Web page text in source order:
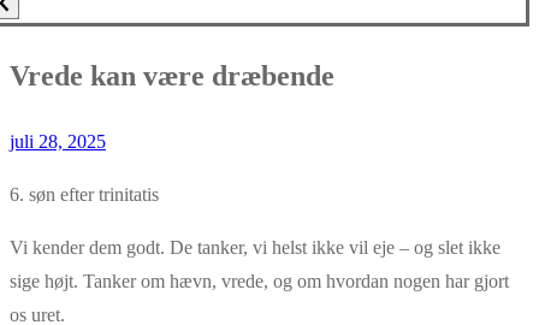
Vrede kan være dræbende
juli 28, 2025
6. søn efter trinitatis
Vi kender dem godt. De tanker, vi helst ikke vil eje – og slet ikke
sige højt. Tanker om hævn, vrede, og om hvordan nogen har gjort
os uret.